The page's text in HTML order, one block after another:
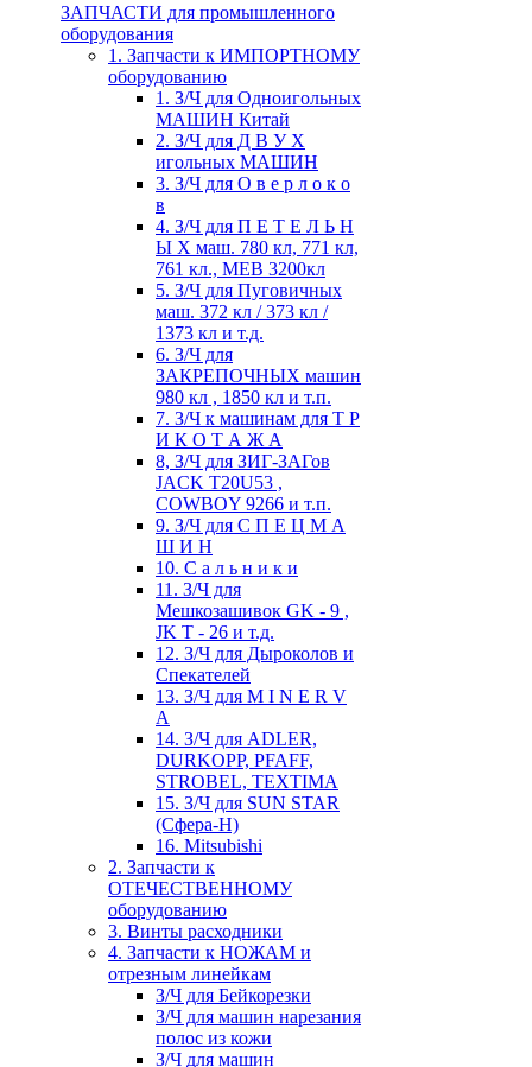
ЗАПЧАСТИ для промышленного
оборудования
1. Запчасти к ИМПОРТНОМУ
оборудованию
1. З/Ч для Одноигольных
МАШИН Китай
2. З/Ч для Д В У Х
игольных МАШИН
3. З/Ч для О в е р л о к о
в
4. З/Ч для П Е Т Е Л Ь Н
Ы Х маш. 780 кл, 771 кл,
761 кл., MEB 3200кл
5. З/Ч для Пуговичных
маш. 372 кл / 373 кл /
1373 кл и т.д.
6. З/Ч для
ЗАКРЕПОЧНЫХ машин
980 кл , 1850 кл и т.п.
7. З/Ч к машинам для Т Р
И К О Т А Ж А
8, З/Ч для ЗИГ-ЗАГов
JACK Т20U53 ,
COWBOY 9266 и т.п.
9. З/Ч для С П Е Ц М А
Ш И Н
10. С а л ь н и к и
11. З/Ч для
Мешкозашивок GK - 9 ,
JK T - 26 и т.д.
12. З/Ч для Дыроколов и
Спекателей
13. З/Ч для M I N E R V
A
14. З/Ч для ADLER,
DURKOPP, PFAFF,
STROBEL, TEXTIMA
15. З/Ч для SUN STAR
(Сфера-Н)
16. Mitsubishi
2. Запчасти к
ОТЕЧЕСТВЕННОМУ
оборудованию
3. Винты расходники
4. Запчасти к НОЖАМ и
отрезным линейкам
З/Ч для Бейкорезки
З/Ч для машин нарезания
полос из кожи
З/Ч для машин